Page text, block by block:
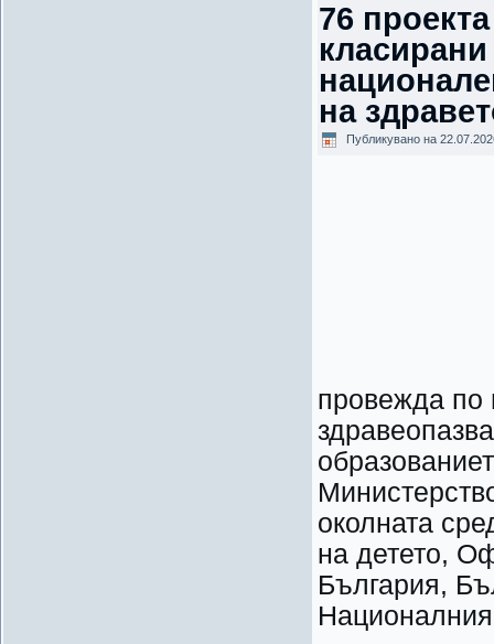
76
на
Публикувано на
провежда по
околната
на детето,
България,